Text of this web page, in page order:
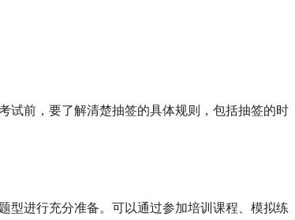
试前，要了解清楚抽签的具体规则，包括抽签的时
型进行充分准备。可以通过参加培训课程、模拟练